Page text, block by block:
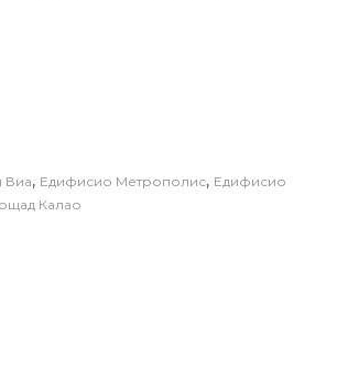
Виа, Едифисио Метрополис, Едифисио
Калао